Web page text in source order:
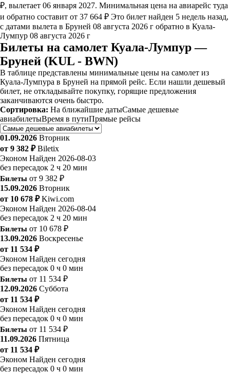
₽, вылетает 06 января 2027. Минимальная цена на авиарейс туда
и обратно составит от 37 664 ₽ Это билет найден 5 недель назад,
с датами вылета в Бруней 08 августа 2026 г обратно в Куала-
Лумпур 08 августа 2026 г
Билеты на самолет Куала-Лумпур —
Бруней (KUL - BWN)
В таблице представлены минимальные цены на самолет из
Куала-Лумпура в Бруней на прямой рейс. Если нашли дешевый
билет, не откладывайте покупку, горящие предложения
заканчиваются очень быстро.
Сортировка: На ближайшие датыСамые дешевые
авиабилетыВремя в путиПрямые рейсы
01.09.2026 Вторник
от 9 382 ₽ Biletix
Эконом Найден 2026-08-03
без пересадок 2 ч 20 мин
Билеты от 9 382 ₽
15.09.2026 Вторник
от 10 678 ₽ Kiwi.com
Эконом Найден 2026-08-04
без пересадок 2 ч 20 мин
Билеты от 10 678 ₽
13.09.2026 Воскресенье
от 11 534 ₽
Эконом Найден сегодня
без пересадок 0 ч 0 мин
Билеты от 11 534 ₽
12.09.2026 Суббота
от 11 534 ₽
Эконом Найден сегодня
без пересадок 0 ч 0 мин
Билеты от 11 534 ₽
11.09.2026 Пятница
от 11 534 ₽
Эконом Найден сегодня
без пересадок 0 ч 0 мин